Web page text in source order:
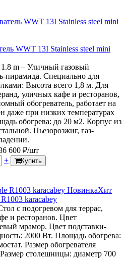
WWT 13I Stainless steel mini
m – Уличный газовый
пирамида. Специально для
Высота всего 1,8 м. Для
уличных кафе и ресторанов,
обогреватель, работает на
даже при низких температурах
обогрева: до 20 м2. Корпус из
Пьезорозжиг, газ-
600 ₽/шт
+ Купить
НовинкаХит
karacabey
с подогревом для террас,
и ресторанов. Цвет
мрамор. Цвет подставки-
2000 Вт. Площадь обогрева:
Размер обогревателя
столешницы: диаметр 700